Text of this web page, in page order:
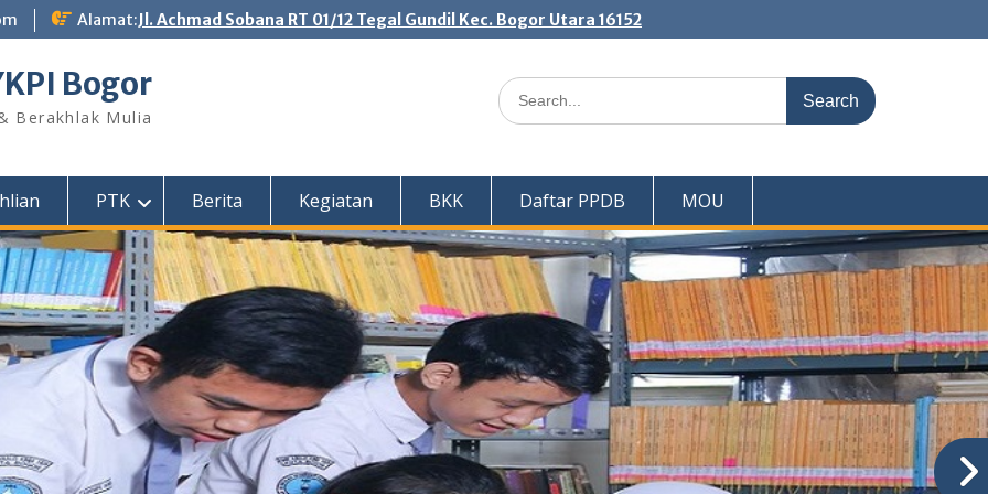
Alamat:Jl. Achmad Sobana RT 01/12 Tegal Gundil Kec. Bogor Utara 16152
Bogor
Berakhlak Mulia
Search
for:
PTK Berita Kegiatan BKK Daftar PPDB MOU